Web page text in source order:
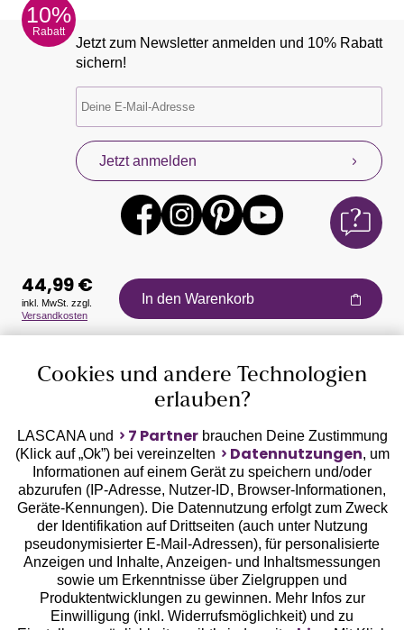
10%
Rabatt
Jetzt zum Newsletter anmelden und 10% Rabatt
sichern!
Jetzt anmelden
Auszeichnungen
Geprüfte Sicherheit
Unsere Apps
44,99 €
inkl. MwSt. zzgl.
Versandkosten
In den Warenkorb
Cookies und andere Technologien
erlauben?
LASCANA und 7 Partnerbrauchen Deine Zustimmung
(Klick auf „Ok”) bei vereinzelten
Datennutzungen, um
Informationen auf einem Gerät zu speichern und/oder
abzurufen (IP-Adresse, Nutzer-ID, Browser-Informationen,
Geräte-Kennungen). Die Datennutzung erfolgt zum Zweck
der Identifikation auf Drittseiten (auch unter Nutzung
pseudonymisierter E-Mail-Adressen), für personalisierte
Anzeigen und Inhalte, Anzeigen- und Inhaltsmessungen
sowie um Erkenntnisse über Zielgruppen und
Produktentwicklungen zu gewinnen. Mehr Infos zur
Einwilligung (inkl. Widerrufsmöglichkeit) und zu